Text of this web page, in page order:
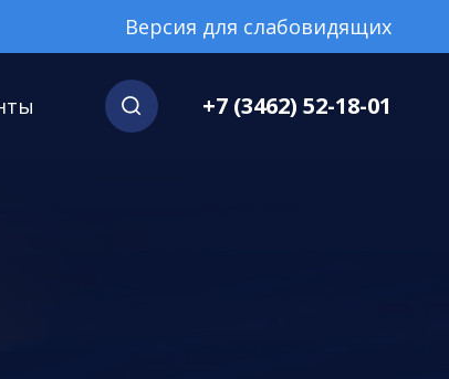
Версия для слабовидящих
+7 (3462) 52-18-01